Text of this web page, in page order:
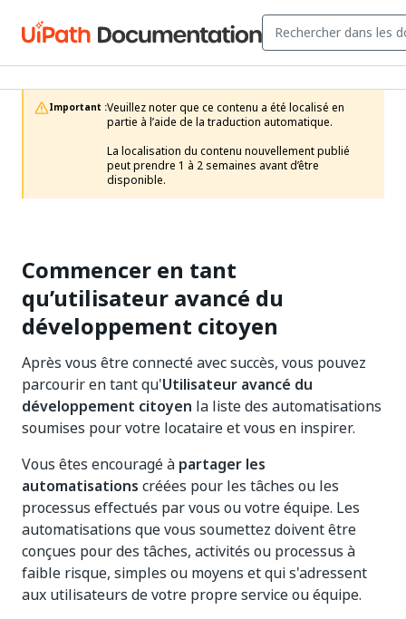
Important :Veuillez noter que ce contenu a été localisé en
partie à l’aide de la traduction automatique.
La localisation du contenu nouvellement publié
peut prendre 1 à 2 semaines avant d’être
disponible.
Commencer en tant
qu’utilisateur avancé du
développement citoyen
Après vous être connecté avec succès, vous pouvez
parcourir en tant qu'Utilisateur avancé du
développement citoyen la liste des automatisations
soumises pour votre locataire et vous en inspirer.
Vous êtes encouragé à partager les
automatisations créées pour les tâches ou les
processus effectués par vous ou votre équipe. Les
automatisations que vous soumettez doivent être
conçues pour des tâches, activités ou processus à
faible risque, simples ou moyens et qui s'adressent
aux utilisateurs de votre propre service ou équipe.